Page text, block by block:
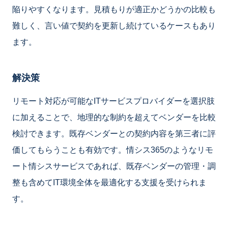
陥りやすくなります。見積もりが適正かどうかの比較も
難しく、言い値で契約を更新し続けているケースもあり
ます。
解決策
リモート対応が可能なITサービスプロバイダーを選択肢
に加えることで、地理的な制約を超えてベンダーを比較
検討できます。既存ベンダーとの契約内容を第三者に評
価してもらうことも有効です。情シス365のようなリモ
ート情シスサービスであれば、既存ベンダーの管理・調
整も含めてIT環境全体を最適化する支援を受けられま
す。